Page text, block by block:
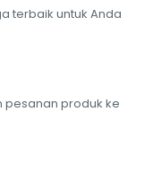
terbaik untuk Anda
pesanan produk ke